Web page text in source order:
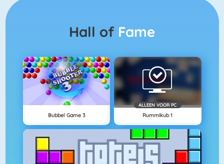
Hall of Fame
Bubbel Game 3
ALLEEN VOOR PC
Rummikub 1